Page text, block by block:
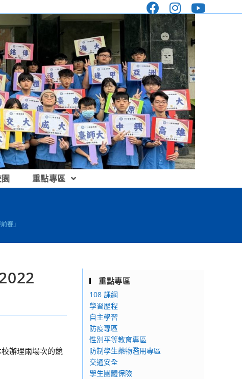
重點專區
賽」
辦理兩場次的競
重點專區
108 課綱
學習歷程
自主學習
防疫專區
性別平等教育專區
防制學生藥物濫用專區
交通安全
學生團體保險